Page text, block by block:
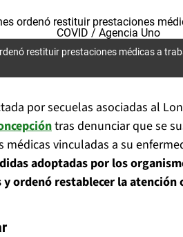
restituir prestaciones médicas a
por secuelas asociadas al
tras denunciar que se
médicas vinculadas a su
adoptadas por los
ordenó restablecer la atención